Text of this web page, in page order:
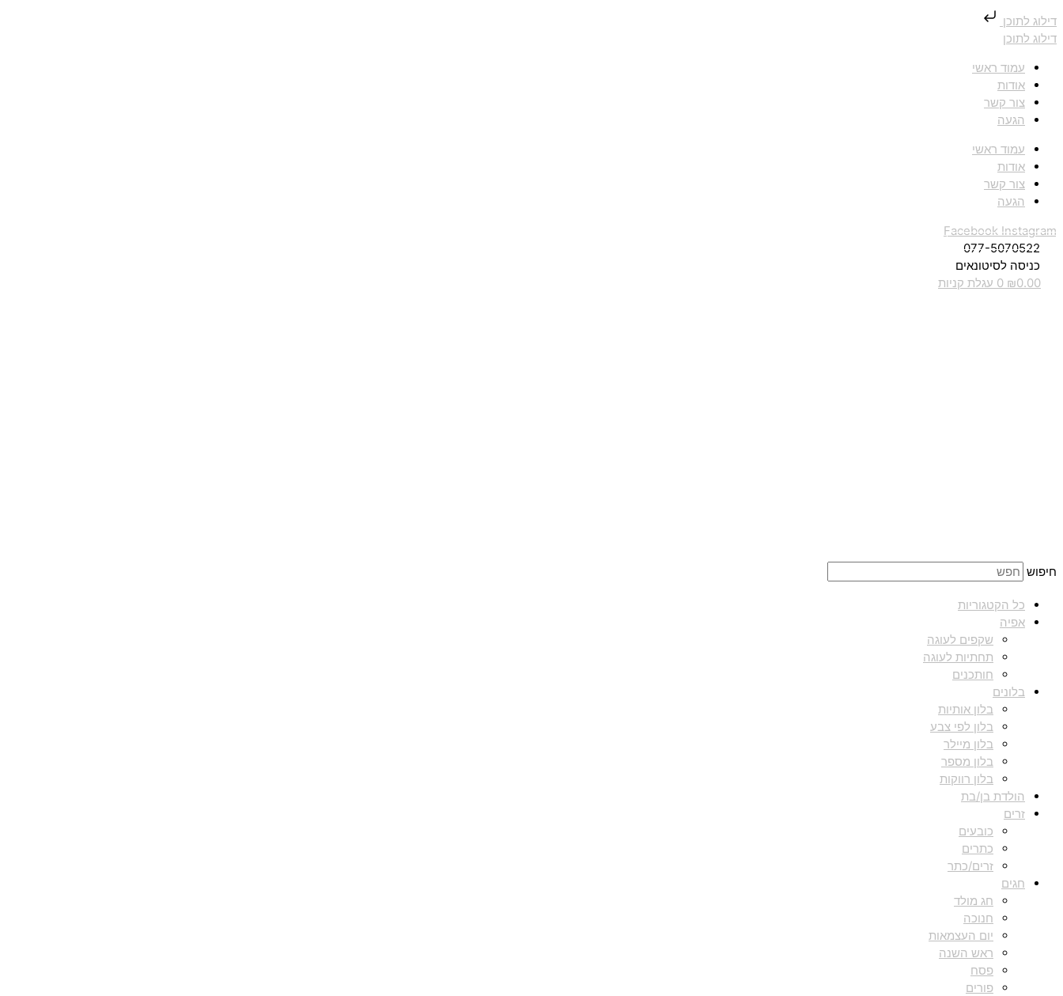
דילוג לתוכן
דילוג לתוכן
עמוד ראשי
אודות
צור קשר
הגעה
עמוד ראשי
אודות
צור קשר
הגעה
Facebook Instagram
077-5070522
כניסה לסיטונאים
₪0.00
0 עגלת קניות
חיפוש
כל הקטגוריות
אפיה
שקפים לעוגה
תחתיות לעוגה
חותכנים
בלונים
בלון אותיות
בלון לפי צבע
בלון מיילר
בלון מספר
בלון רווקות
הולדת בן/בת
זרים
כובעים
כתרים
זרים/כתר
חגים
חג מולד
חנוכה
יום העצמאות
ראש השנה
פסח
פורים